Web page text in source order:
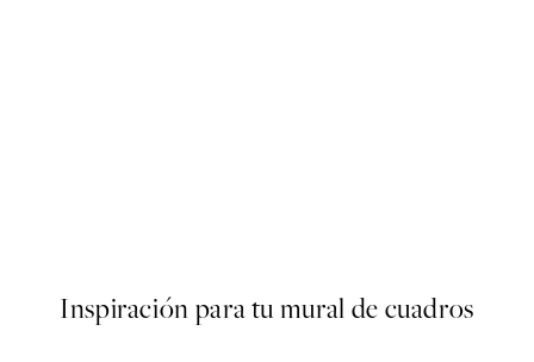
Inspiración para tu mural de cuadros